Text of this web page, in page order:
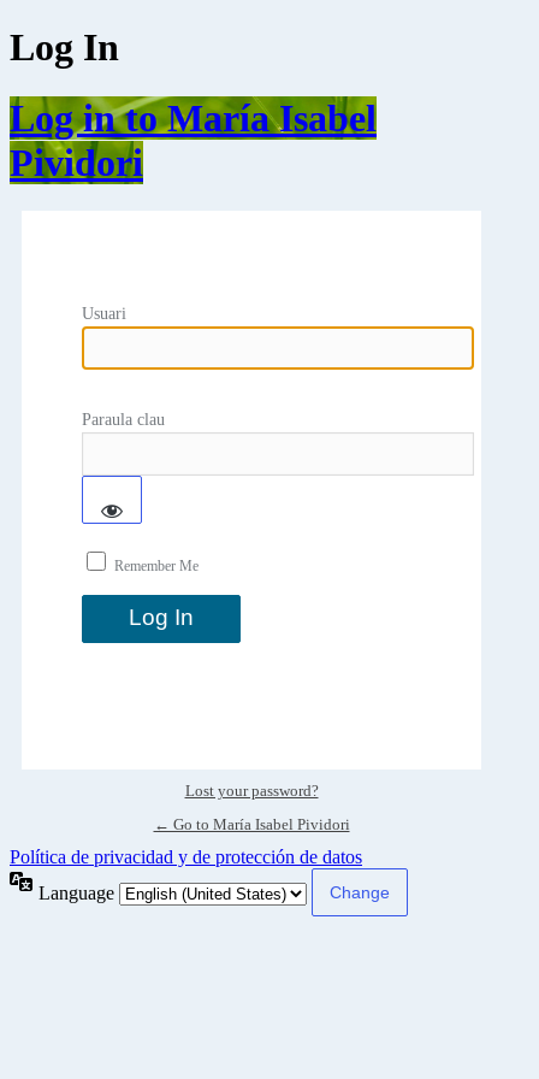
Log In
Log in to María Isabel
Pividori
Usuari
Paraula clau
Remember Me
Lost your password?
← Go to María Isabel Pividori
Política de privacidad y de protección de datos
Language